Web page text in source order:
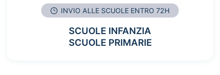
INVIO ALLE SCUOLE ENTRO 72H
SCUOLE INFANZIA
SCUOLE PRIMARIE